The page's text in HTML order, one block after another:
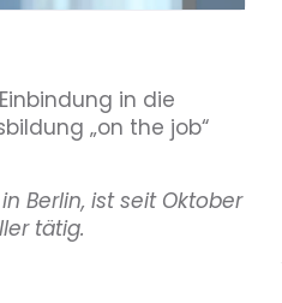
in die
„on the job“
Berlin, ist seit Oktober
tätig.